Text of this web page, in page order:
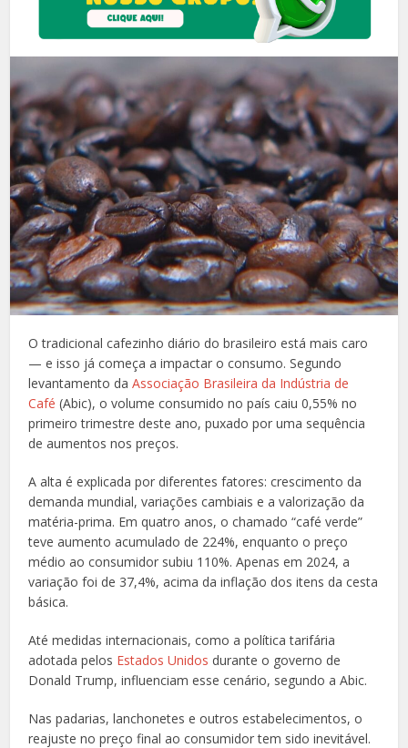
O tradicional cafezinho diário do brasileiro está mais caro
— e isso já começa a impactar o consumo. Segundo
levantamento daAssociação Brasileira da Indústria de
Café (Abic), o volume consumido no país caiu 0,55% no
primeiro trimestre deste ano, puxado por uma sequência
de aumentos nos preços.
A alta é explicada por diferentes fatores: crescimento da
demanda mundial, variações cambiais e a valorização da
matéria-prima. Em quatro anos, o chamado “café verde”
teve aumento acumulado de 224%, enquanto o preço
médio ao consumidor subiu 110%. Apenas em 2024, a
variação foi de 37,4%, acima da inflação dos itens da cesta
básica.
Até medidas internacionais, como a política tarifária
adotada pelos Estados Unidos durante o governo de
Donald Trump, influenciam esse cenário, segundo a Abic.
Nas padarias, lanchonetes e outros estabelecimentos, o
reajuste no preço final ao consumidor tem sido inevitável.